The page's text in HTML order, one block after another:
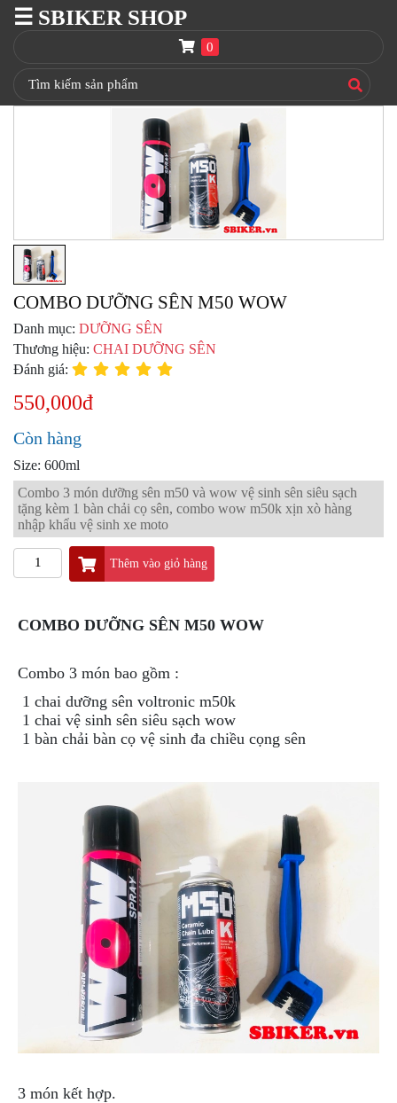
☰ SBIKER SHOP
0
SBIKER
TRANG
CHỦ
NÓN
BẢO
HIỂM
FULLFACE
BEN
NÂNG
XE
MOTO
PKL
ĐỒ
PG1
PHỤ
KIỆN
YAMAHA
PG-
ZR
CHƠI
XE
PHỤ
KIỆN
XSR
MOTO
COMBO DƯỠNG SÊN M50 WOW
Danh mục: DƯỠNG SÊN
Thương hiệu: CHAI DƯỠNG SÊN
Đánh giá:
550,000đ
Còn hàng
Size: 600ml
Combo 3 món dưỡng sên m50 và wow vệ sinh sên siêu sạch
tặng kèm 1 bàn chải cọ sên, combo wow m50k xịn xò hàng
nhập khẩu vệ sinh xe moto
Thêm vào giỏ hàng
COMBO DƯỠNG SÊN M50 WOW
Combo 3 món bao gồm :
1 chai dưỡng sên voltronic m50k
1 chai vệ sinh sên siêu sạch wow
1 bàn chải bàn cọ vệ sinh đa chiều cọng sên
3 món kết hợp.